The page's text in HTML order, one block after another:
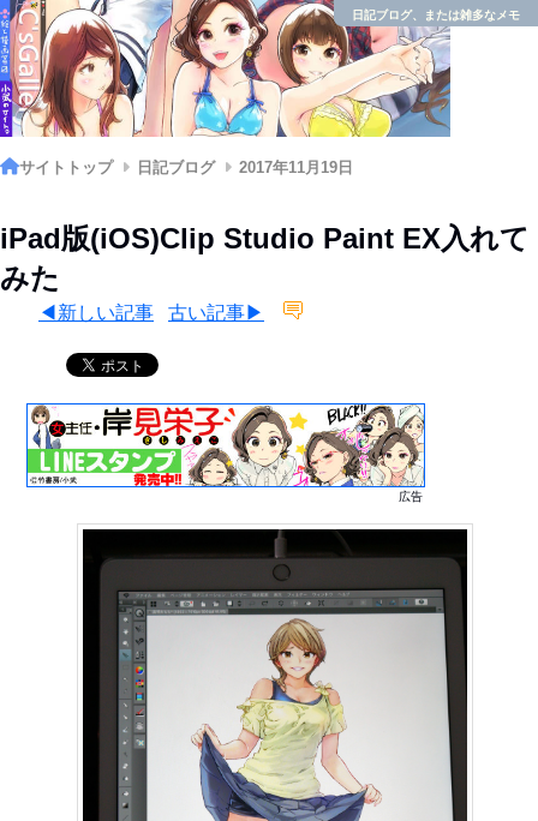
日記ブログ、または雑多なメモ
サイトトップ 日記ブログ 2017年11月19日
iPad版(iOS)Clip Studio Paint EX入れて
みた
◀新しい記事 古い記事▶
広告